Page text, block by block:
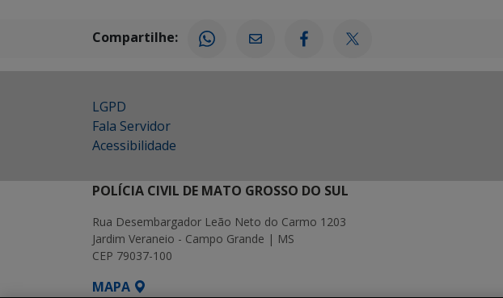
Compartilhe:
LGPD
Fala Servidor
Acessibilidade
POLÍCIA CIVIL DE MATO GROSSO DO SUL
Rua Desembargador Leão Neto do Carmo 1203
Jardim Veraneio - Campo Grande | MS
CEP 79037-100
MAPA